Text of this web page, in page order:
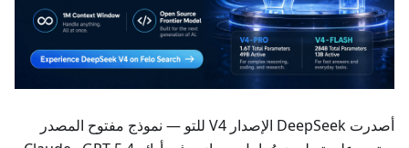
أصدرت DeepSeek الإصدار V4 للتو — نموذج مفتوح المصدر